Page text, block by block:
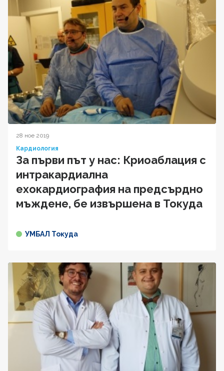
28 ное 2019
Кардиология
За първи път у нас: Криоаблация с
интракардиална
ехокардиография на предсърдно
мъждене, бе извършена в Токуда
УМБАЛ Токуда